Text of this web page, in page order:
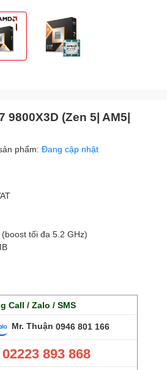
9800X3D (Zen 5| AM5|
phẩm: Đang cập nhật
tối đa 5.2 GHz)
Call / Zalo / SMS
Mr. Thuận 0946 801 166
893 868